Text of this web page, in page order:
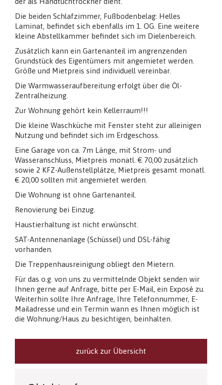
Die beiden Schlafzimmer, Fußbodenbelag: Helles
Laminat, befindet sich ebenfalls im 1. OG. Eine weitere
kleine Abstellkammer befindet sich im Dielenbereich.
Zusätzlich kann ein Gartenanteil im angrenzenden
Grundstück des Eigentümers mit angemietet werden.
Größe und Mietpreis sind individuell vereinbar.
Die Warmwasseraufbereitung erfolgt über die Öl-
Zentralheizung.
Zur Wohnung gehört kein Kellerraum!!!
Die kleine Waschküche mit Fenster steht zur alleinigen
Nutzung und befindet sich im Erdgeschoss.
Eine Garage von ca. 7m Länge, mit Strom- und
Wasseranschluss, Mietpreis monatl. € 70,00 zusätzlich
sowie 2 KFZ-Außenstellplätze, Mietpreis gesamt monatl.
€ 20,00 sollten mit angemietet werden.
Die Wohnung ist ohne Gartenanteil.
Renovierung bei Einzug.
Haustierhaltung ist nicht erwünscht.
SAT-Antennenanlage (Schüssel) und DSL-fähig
vorhanden.
Die Treppenhausreinigung obliegt den Mietern.
Für das o.g. von uns zu vermittelnde Objekt senden wir
Ihnen gerne auf Anfrage, bitte per E-Mail, ein Exposé zu.
Weiterhin sollte Ihre Anfrage, Ihre Telefonnummer, E-
Mailadresse und ein Termin wann es Ihnen möglich ist
die Wohnung/Haus zu besichtigen, beinhalten.
zurück zur Übersicht